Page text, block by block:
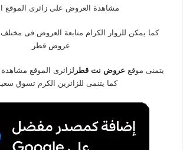
مشاهدة العروض على زائرى الموقع
كما يمكن للزوار الكرام متابعة العروض فى
عروض قطر
يتمنى موقع عروض نت قطر لزائرى الموقع
كما يتنمى للزائرين الكرم تسوق